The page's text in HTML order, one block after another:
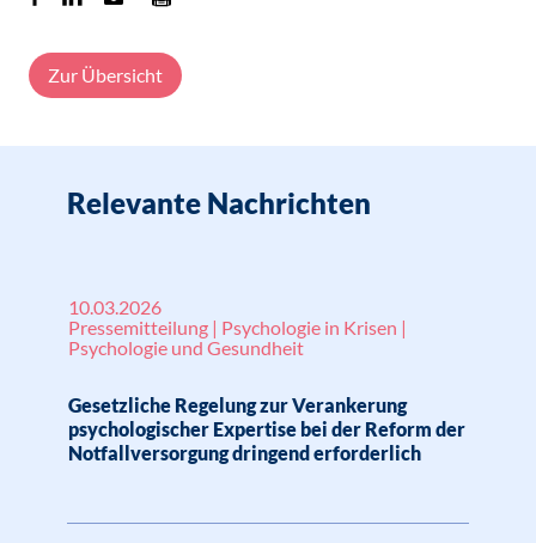
Zur Übersicht
Relevante Nachrichten
10.03.2026
Pressemitteilung | Psychologie in Krisen |
Psychologie und Gesundheit
Gesetzliche Regelung zur Verankerung
psychologischer Expertise bei der Reform der
Notfallversorgung dringend erforderlich